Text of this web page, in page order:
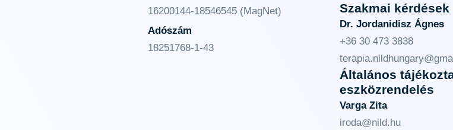
16200144-18546545 (MagNet)
Adószám
18251768-1-43
Szakmai kérdések
Dr. Jordanidisz Ágnes
+36 30 473 3838
Általános
eszközrendelés
Varga Zita
iroda@nild.hu